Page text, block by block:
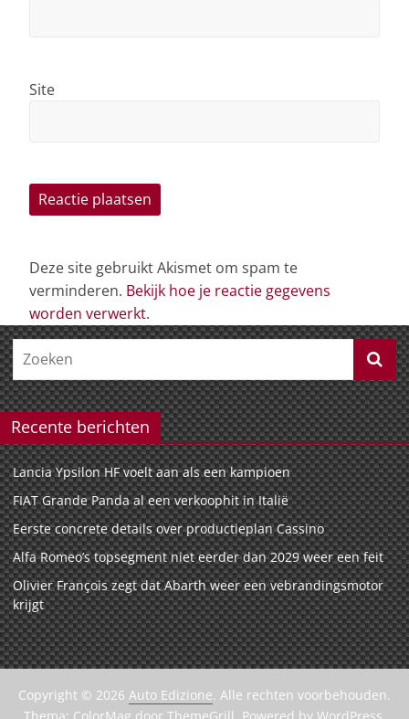
Site
Deze site gebruikt Akismet om spam te
verminderen. Bekijk hoe je reactie gegevens
worden verwerkt.
Recente berichten
Lancia Ypsilon HF voelt aan als een kampioen
FIAT Grande Panda al een verkoophit in Italië
Eerste concrete details over productieplan Cassino
Alfa Romeo’s topsegment niet eerder dan 2029 weer een feit
Olivier François zegt dat Abarth weer een vebrandingsmotor
krijgt
Copyright © 2026 Auto Edizione. Alle rechten voorbehouden.